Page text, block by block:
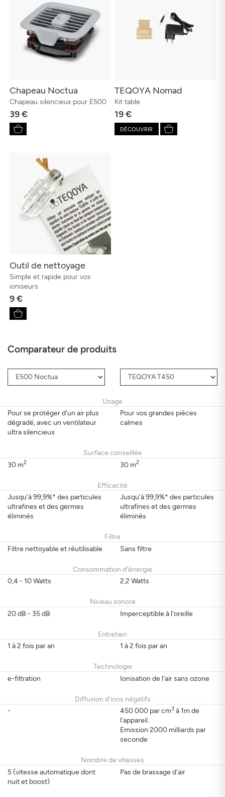
Chapeau Noctua
Chapeau silencieux pour E500
39 €
TEQOYA Nomad
Kit table
19 €
DÉCOUVRIR
Outil de nettoyage
Simple et rapide pour vos
ioniseurs
9 €
Comparateur de produits
Usage
Pour vos grandes pièces
calmes
Pour se protéger d'un air plus
dégradé, avec un ventilateur
ultra silencieux
Surface conseillée
30 m2
30 m2
Efficacité
Jusqu'à 99,9%* des particules
ultrafines et des germes
éliminés
Jusqu'à 99,9%* des particules
ultrafines et des germes
éliminés
Filtre
Sans filtre
Filtre nettoyable et réutilisable
Consommation d'énergie
2,2 Watts
0,4 - 10 Watts
Niveau sonore
Imperceptible à l'oreille
20 dB - 35 dB
Entretien
1 à 2 fois par an
1 à 2 fois par an
Technologie
Ionisation de l'air sans ozone
e-filtration
Diffusion d'ions négatifs
450 000 par cm3 à 1m de
l'appareil.
Emission 2000 milliards par
seconde
-
Nombre de vitesses
Pas de brassage d'air
5 (vitesse automatique dont
nuit et boost)